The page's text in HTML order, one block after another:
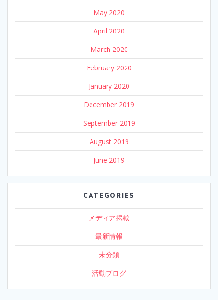
May 2020
April 2020
March 2020
February 2020
January 2020
December 2019
September 2019
August 2019
June 2019
CATEGORIES
メディア掲載
最新情報
未分類
活動ブログ